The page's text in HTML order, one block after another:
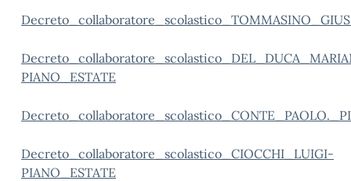
PIANO_ESTATE
Decreto_collaboratore_scolastico_CIOCCHI_LUIGI-
PIANO_ESTATE